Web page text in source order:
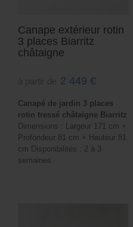
Canape extérieur rotin
3 places Biarritz
châtaigne
2 449 €
Canapé de jardin 3 places
rotin tressé châtaigne Biarritz
Dimensions : Largeur 171 cm ×
Profondeur 81 cm × Hauteur 81
cm Disponibilités : 2 à 3
semaines